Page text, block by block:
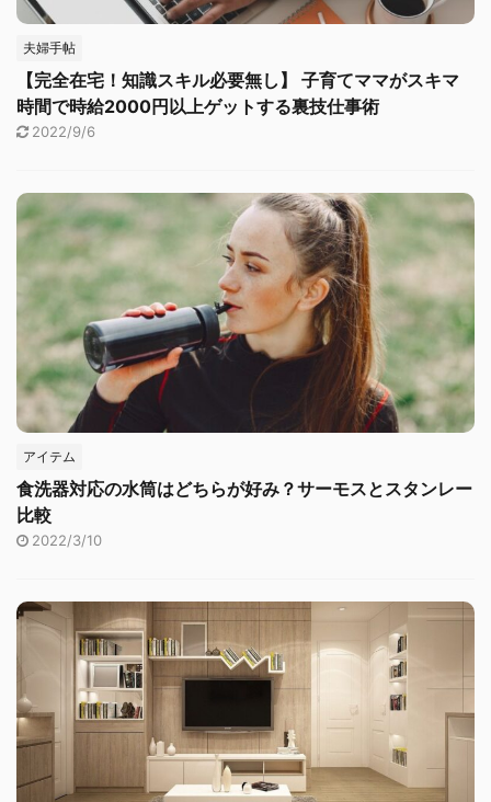
夫婦手帖
【完全在宅！知識スキル必要無し】 子育てママがスキマ
時間で時給2000円以上ゲットする裏技仕事術
2022/9/6
アイテム
食洗器対応の水筒はどちらが好み？サーモスとスタンレー
比較
2022/3/10